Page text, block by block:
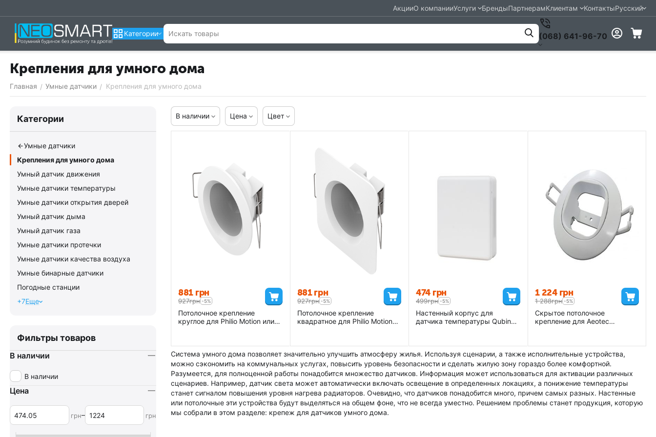
АкцииО компанииУслуги БрендыПартнерамКлиентам КонтактыРусский
Категории (068) 641-96-70
Крепления для умного дома
Главная / Умные датчики / Крепления для умного дома
В наличии Цена Цвет
Система умного дома позволяет значительно улучшить атмосферу жилья. Используя сценарии, а также исполнительные устройства,
можно сэкономить на коммунальных услугах, повысить уровень безопасности и сделать жилую зону гораздо более комфортной.
Разумеется, для полноценной работы понадобится множество датчиков. Информация может использоваться для активации различных
сценариев. Например, датчик света может автоматически включать освещение в определенных локациях, а понижение температуры
станет сигналом повышения уровня нагрева радиаторов. Очевидно, что датчиков понадобится много, причем самых разных. Настенные
или потолочные эти устройства будут выделяться на общем фоне, что не всегда уместно. Решением проблемы станет продукция, которую
мы собрали в этом разделе: крепеж для датчиков умного дома.
‍881‍ грн
‍927‍грн -5%
Потолочное крепление
круглое для Philio Motion или
‍881‍ грн
‍927‍грн -5%
Потолочное крепление
квадратное для Philio Motion
‍474‍ грн
‍499‍грн -5%
Настенный корпус для
датчика температуры Qubino -
1 224 грн
1 288грн -5%
Скрытое потолочное
крепление для Aeotec
Категории
Умные датчики
Крепления для умного дома
Умный датчик движения
Умные датчики температуры
Умные датчики открытия дверей
Умный датчик дыма
Умный датчик газа
Умные датчики протечки
Умные датчики качества воздуха
Умные бинарные датчики
Погодные станции
+7Еще
Фильтры товаров
В наличии
В наличии
Цена
грн– грн